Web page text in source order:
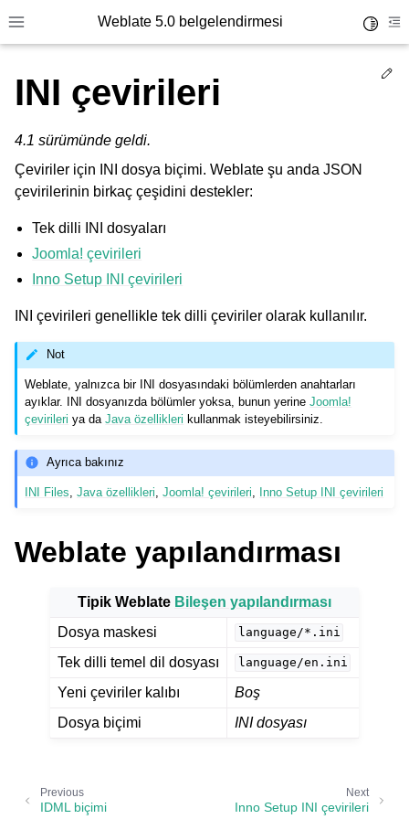
Toggle site navigation sidebar
Weblate 5.0 belgelendirmesi
navigation of Desteklenen dosya biçimleri
INI çevirileri
4.1 sürümünde geldi.
Çeviriler için INI dosya biçimi. Weblate şu anda JSON
çevirilerinin birkaç çeşidini destekler:
Tek dilli INI dosyaları
Joomla! çevirileri
Inno Setup INI çevirileri
INI çevirileri genellikle tek dilli çeviriler olarak kullanılır.
Not
Weblate, yalnızca bir INI dosyasındaki bölümlerden anahtarları
ayıklar. INI dosyanızda bölümler yoksa, bunun yerineJoomla!
çevirileri ya daJava özellikleri kullanmak isteyebilirsiniz.
Ayrıca bakınız
INI Files ,Java özellikleri ,Joomla! çevirileri Inno Setup INI çevirileri
Weblate yapılandırması
Tipik Weblate Bileşen yapılandırması
Dosya maskesi
language/*.ini
Tek dilli temel dil dosyası language/en.ini
Yeni çeviriler kalıbı
Boş
Dosya biçimi
INI dosyası
Next
Inno Setup INI çevirileri
Previous
IDML biçimi